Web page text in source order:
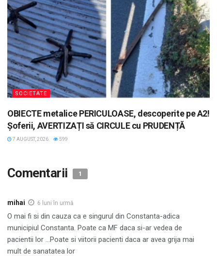
SOCIETATE
OBIECTE metalice PERICULOASE, descoperite pe A2!
Șoferii, AVERTIZAȚI să CIRCULE cu PRUDENȚĂ
7 AUGUST, 2026 599
Comentarii 1
mihai 6 luni în urmă
O mai fi si din cauza ca e singurul din Constanta-adica
municipiul Constanta. Poate ca MF daca si-ar vedea de
pacientii lor …Poate si viitorii pacienti daca ar avea grija mai
mult de sanatatea lor